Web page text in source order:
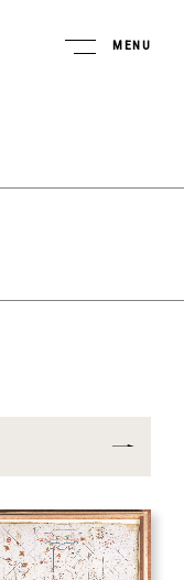
MENU